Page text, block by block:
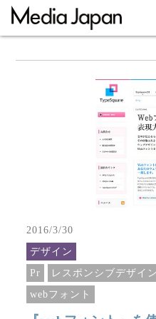
2016/3/30
デザイン
Pr
レスポンシブデザイン
webフォント